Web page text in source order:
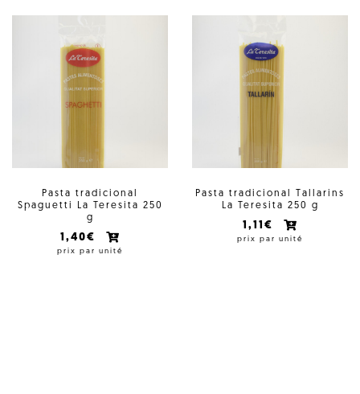
Pasta tradicional
Spaguetti La Teresita 250
g
1,40€
prix par unité
Pasta tradicional Tallarins
La Teresita 250 g
1,11€
prix par unité